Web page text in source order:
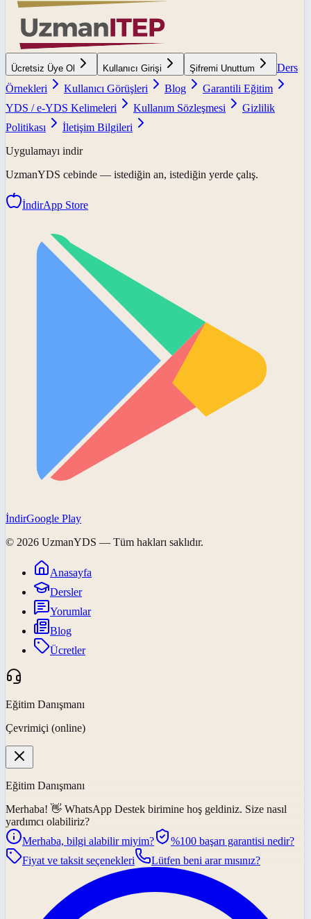
Ücretsiz Üye Ol Kullanıcı Girişi Şifremi Unuttum
Ders
Örnekleri
Kullanıcı Görüşleri Blog
Garantili Eğitim
YDS / e-YDS Kelimeleri
Kullanım Sözleşmesi
Gizlilik
Politikası
İletişim Bilgileri
Uygulamayı indir
UzmanYDS cebinde — istediğin an, istediğin yerde çalış.
İndirApp Store
İndirGoogle Play
© 2026 UzmanYDS — Tüm hakları saklıdır.
Anasayfa
Dersler
Yorumlar
Blog
Ücretler
Eğitim Danışmanı
Çevrimiçi (online)
Eğitim Danışmanı
Merhaba! 👋 WhatsApp Destek birimine hoş geldiniz. Size nasıl
yardımcı olabiliriz?
Merhaba, bilgi alabilir miyim?
%100 başarı garantisi nedir?
Fiyat ve taksit seçenekleri
Lütfen beni arar mısınız?